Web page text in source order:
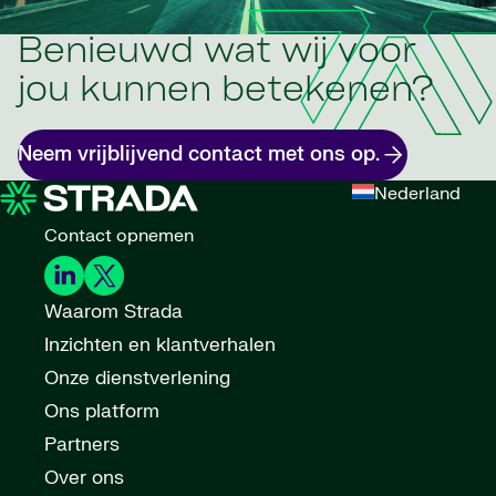
Benieuwd wat wij voor
jou kunnen betekenen?
Neem vrijblijvend contact met ons op.
Nederland
Contact opnemen
Waarom Strada
Inzichten en klantverhalen
Onze dienstverlening
Ons platform
Partners
Over ons